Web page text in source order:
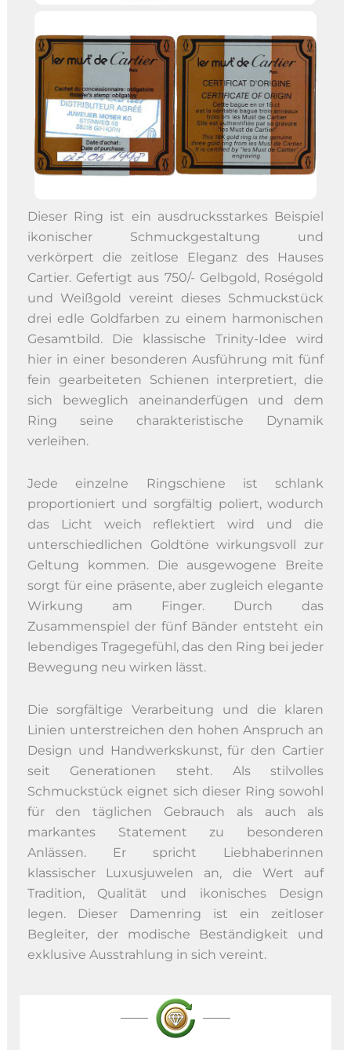
Dieser Ring ist ein ausdrucksstarkes Beispiel
ikonischer Schmuckgestaltung und
verkörpert die zeitlose Eleganz des Hauses
Cartier. Gefertigt aus 750/- Gelbgold, Roségold
und Weißgold vereint dieses Schmuckstück
drei edle Goldfarben zu einem harmonischen
Gesamtbild. Die klassische Trinity-Idee wird
hier in einer besonderen Ausführung mit fünf
fein gearbeiteten Schienen interpretiert, die
sich beweglich aneinanderfügen und dem
Ring seine charakteristische Dynamik
verleihen.
Jede einzelne Ringschiene ist schlank
proportioniert und sorgfältig poliert, wodurch
das Licht weich reflektiert wird und die
unterschiedlichen Goldtöne wirkungsvoll zur
Geltung kommen. Die ausgewogene Breite
sorgt für eine präsente, aber zugleich elegante
Wirkung am Finger. Durch das
Zusammenspiel der fünf Bänder entsteht ein
lebendiges Tragegefühl, das den Ring bei jeder
Bewegung neu wirken lässt.
Die sorgfältige Verarbeitung und die klaren
Linien unterstreichen den hohen Anspruch an
Design und Handwerkskunst, für den Cartier
seit Generationen steht. Als stilvolles
Schmuckstück eignet sich dieser Ring sowohl
für den täglichen Gebrauch als auch als
markantes Statement zu besonderen
Anlässen. Er spricht Liebhaberinnen
klassischer Luxusjuwelen an, die Wert auf
Tradition, Qualität und ikonisches Design
legen. Dieser Damenring ist ein zeitloser
Begleiter, der modische Beständigkeit und
exklusive Ausstrahlung in sich vereint.